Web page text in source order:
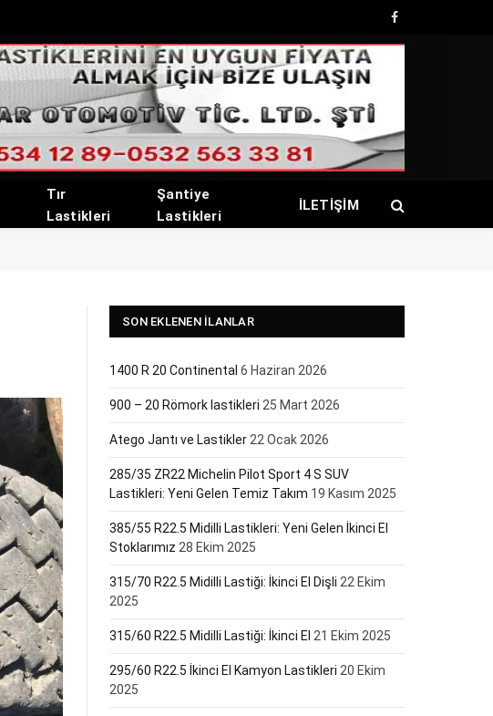
Facebook
Tır
Lastikleri
Şantiye
Lastikleri
İLETİŞİM
SON EKLENEN İLANLAR
1400 R 20 Continental 6 Haziran 2026
900 – 20 Römork lastikleri 25 Mart 2026
Atego Jantı ve Lastikler 22 Ocak 2026
285/35 ZR22 Michelin Pilot Sport 4 S SUV
Lastikleri: Yeni Gelen Temiz Takım 19 Kasım 2025
385/55 R22.5 Midilli Lastikleri: Yeni Gelen İkinci El
Stoklarımız 28 Ekim 2025
315/70 R22.5 Midilli Lastiği: İkinci El Dişli 22 Ekim
2025
315/60 R22.5 Midilli Lastiği: İkinci El 21 Ekim 2025
295/60 R22.5 İkinci El Kamyon Lastikleri 20 Ekim
2025